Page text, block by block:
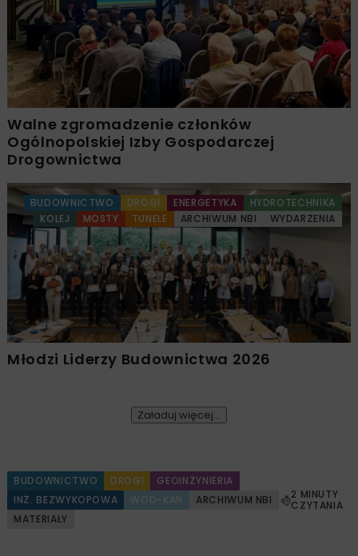
Walne zgromadzenie członków
Ogólnopolskiej Izby Gospodarczej
Drogownictwa
BUDOWNICTWO DROGI ENERGETYKA
HYDROTECHNIKA
KOLEJ
MOSTY TUNELE ARCHIWUM NBI WYDARZENIA
Młodzi Liderzy Budownictwa 2026
Załaduj więcej...
BUDOWNICTWO DROGI
GEOINŻYNIERIA
INŻ. BEZWYKOPOWA
WOD-KAN
ARCHIWUM NBI
MATERIAŁY
2 MINUTY
CZYTANIA